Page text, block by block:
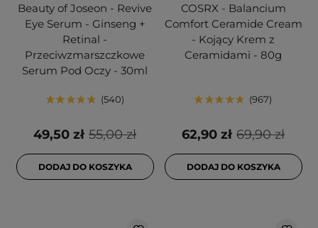
Beauty of Joseon - Revive
Eye Serum - Ginseng +
Retinal -
Przeciwzmarszczkowe
Serum Pod Oczy - 30ml
540
55,00 zł
49,50 zł
DODAJ DO KOSZYKA
COSRX - Balancium
Comfort Ceramide Cream
- Kojący Krem z
Ceramidami - 80g
967
69,90 zł
62,90 zł
DODAJ DO KOSZYKA